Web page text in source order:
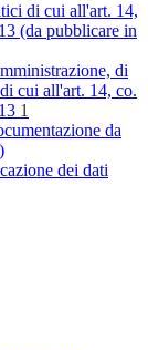
di cui all'art. 14,
(da pubblicare in
di
cui all'art. 14, co.
1
da
dei dati